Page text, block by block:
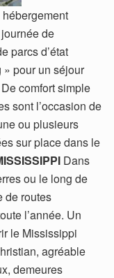
de
parcs d’état
pour un séjour
comfort simple
sont l’occasion de
ou plusieurs
sur place dans le
Dans
ou le long de
de routes
l’année. Un
le Mississippi
agréable
demeures